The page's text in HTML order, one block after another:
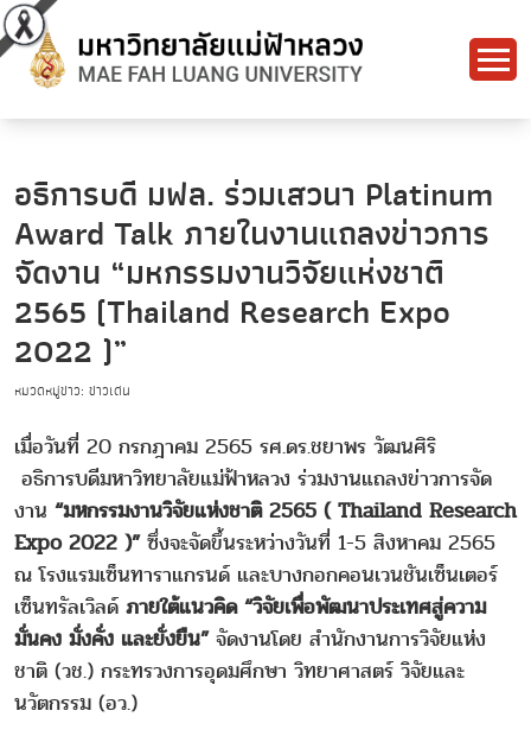
อธิการบดี มฟล. ร่วมเสวนา Platinum
Award Talk ภายในงานแถลงข่าวการ
จัดงาน “มหกรรมงานวิจัยแห่งชาติ
2565 (Thailand Research Expo
2022 )”
หมวดหมู่ข่าว: ข่าวเด่น
เมื่อวันที่ 20 กรกฎาคม 2565 รศ.ดร.ชยาพร วัฒนศิริ
อธิการบดีมหาวิทยาลัยแม่ฟ้าหลวง ร่วมงานแถลงข่าวการจัด
งาน “มหกรรมงานวิจัยแห่งชาติ 2565 ( Thailand Research
Expo 2022 )”ซึ่งจะจัดขึ้นระหว่างวันที่ 1-5 สิงหาคม 2565
ณ โรงแรมเซ็นทาราแกรนด์ และบางกอกคอนเวนชันเซ็นเตอร์
เซ็นทรัลเวิลด์ ภายใต้แนวคิด “วิจัยเพื่อพัฒนาประเทศสู่ความ
มั่นคง มั่งคั่ง และยั่งยืน”จัดงานโดย สำนักงานการวิจัยแห่ง
ชาติ (วช.) กระทรวงการอุดมศึกษา วิทยาศาสตร์ วิจัยและ
นวัตกรรม (อว.)